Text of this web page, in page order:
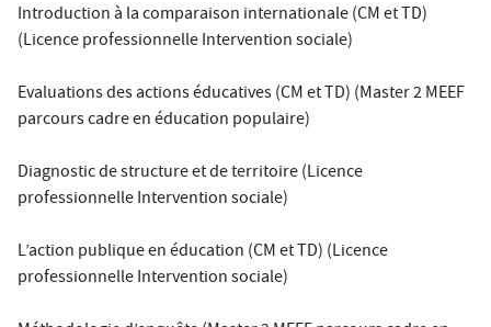
Introduction à la comparaison internationale (CM et TD)
(Licence professionnelle Intervention sociale)
Evaluations des actions éducatives (CM et TD) (Master 2 MEEF
parcours cadre en éducation populaire)
Diagnostic de structure et de territoire (Licence
professionnelle Intervention sociale)
L’action publique en éducation (CM et TD) (Licence
professionnelle Intervention sociale)